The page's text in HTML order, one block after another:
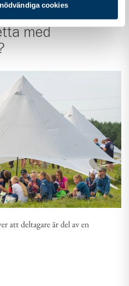
cookies
med
att deltagare är del av en